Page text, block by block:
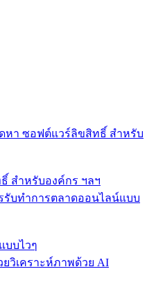
สำหรับองค์กร ฯลฯ
บบไวๆ